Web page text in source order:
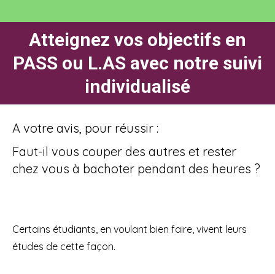
Atteignez vos objectifs en
PASS ou L.AS avec notre suivi
individualisé
Vous êtes ici :
A votre avis, pour réussir :
Faut-il vous couper des autres et rester
chez vous à bachoter pendant des heures ?
Certains étudiants, en voulant bien faire, vivent leurs
études de cette façon.